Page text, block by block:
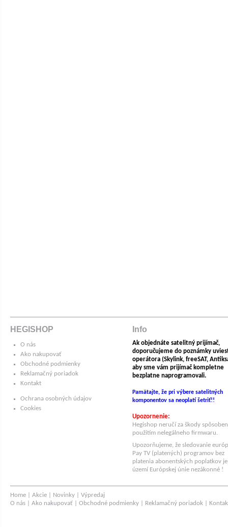
HEGISHOP
O nás
Ako nakupovať
Obchodné podmienky
Reklamačný poriadok
Kontakt
Ochrana osobných údajov
Cookies
Info
Ak objednáte satelitný prijímač,
doporučujeme do poznámky
operátora (Skylink, freeSAT,
aby sme vám prijímač kompletne
bezplatne naprogramovali.
Pamätajte, že pri výbere satelitných
komponentov sa neoplatí šetriť!!
Upozornenie:
Hegishop neručí za škody
použitím nelegálneho firmwaru.
Upozorňujeme, že sledovanie
Pay TV (platených) programov bez
platenia abonentských poplatkov
území Európskej únie nezákonné !
Home Akcie Novinky
Výpredaj
O nás
Ako nakupovať Obchodné podmienky Reklamačný poriadok